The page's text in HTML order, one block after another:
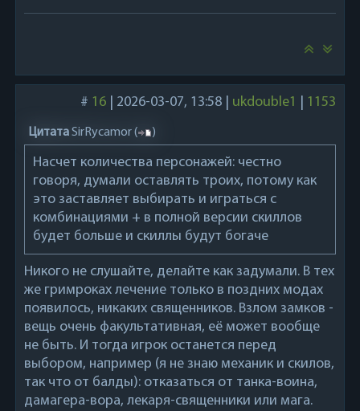
# 16| 2026-03-07, 13:58 ukdouble1 1153
ЦитатаSirRycamor( )
Насчет количества персонажей: честно
говоря, думали оставлять троих, потому как
это заставляет выбирать и играться с
комбинациями + в полной версии скиллов
будет больше и скиллы будут богаче
Никого не слушайте, делайте как задумали. В тех
же гримроках лечение только в поздних модах
появилось, никаких священников. Взлом замков -
вещь очень факультативная, её может вообще
не быть. И тогда игрок останется перед
выбором, например (я не знаю механик и скилов,
так что от балды): отказаться от танка-воина,
дамагера-вора, лекаря-священники или мага.